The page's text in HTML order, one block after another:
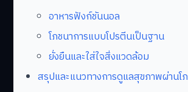
อาหารฟังก์ชันนอล
โภชนาการแบบโปรตีนเป็นฐาน
ยั่งยืนและใส่ใจสิ่งแวดล้อม
สรุปและแนวทางการดูแลสุขภาพผ่านโ